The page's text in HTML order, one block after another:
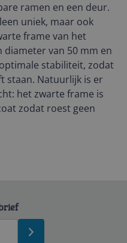
ramen en een deur.
uniek, maar ook
frame van het
diameter van 50 mm en
stabiliteit, zodat
staan. Natuurlijk is er
het zwarte frame is
zodat roest geen